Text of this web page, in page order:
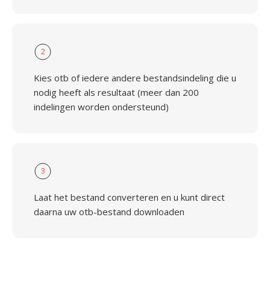
2
Kies otb of iedere andere bestandsindeling die u
nodig heeft als resultaat (meer dan 200
indelingen worden ondersteund)
3
Laat het bestand converteren en u kunt direct
daarna uw otb-bestand downloaden